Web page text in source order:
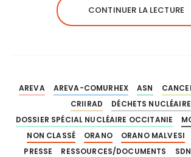
CONTINUER LA LECTURE
AREVA AREVA-COMURHEX ASN
CRIIRAD
DÉCHETS
DOSSIER SPÉCIAL NUCLÉAIRE OCCITANIE
NON CLASSÉ
ORANO ORANO MALVESI
PRESSE
RESSOURCES/DOCUMENTS